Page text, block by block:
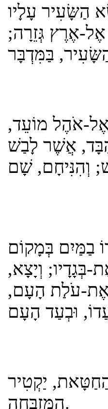
הַשָּׂעִיר עָלָיו
אֶרֶץ גְּזֵרָה;
אֹהֶל מוֹעֵד,
אֲשֶׁר לָבַשׁ
בַמַּיִם בְּמָקוֹם
בְּגָדָיו; וְיָצָא,
עֹלַת הָעָם,
יַקְטִיר
הַמִּזְבֵּחָה.